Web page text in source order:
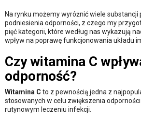
Na rynku możemy wyróżnić wiele substancji
podniesienia odporności, z czego my
pięć kategorii, które według nas wykazują
wpływ na poprawę funkcjonowania układu
Czy witamina C
odporność?
Witamina C to z pewnością jedna z
stosowanych w celu zwiększenia
rutynowym leczeniu infekcji.